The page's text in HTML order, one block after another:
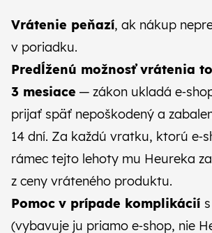
Vrátenie peňazí, ak nákup
v poriadku.
Predĺženú možnosť vrátenia
3 mesiace — zákon ukladá
prijať späť nepoškodený a
14 dní. Za každú vratku, ktorú
rámec tejto lehoty mu Heureka
z ceny vráteného produktu.
Pomoc v prípade komplikácií
(vybavuje ju priamo e‑shop, nie